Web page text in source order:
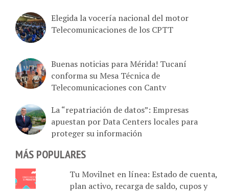
Elegida la vocería nacional del motor
Telecomunicaciones de los CPTT
Buenas noticias para Mérida! Tucaní
conforma su Mesa Técnica de
Telecomunicaciones con Cantv
La “repatriación de datos”: Empresas
apuestan por Data Centers locales para
proteger su información
MÁS POPULARES
Tu Movilnet en línea: Estado de cuenta,
plan activo, recarga de saldo, cupos y